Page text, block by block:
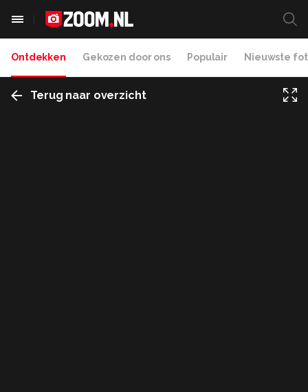
Ontdekken Gekozen door ons Populair Nieuwste
Terug naar overzicht